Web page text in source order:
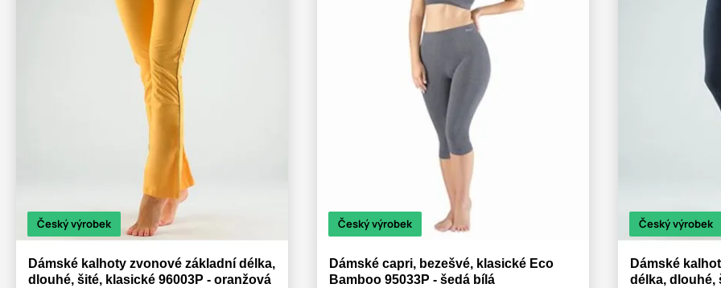
Český výrobek
Dámské kalhoty zvonové základní délka,
dlouhé, šité, klasické 96003P - oranžová
Český výrobek
Dámské capri, bezešvé, klasické Eco
Bamboo 95033P - šedá bílá
Český výrobek
Dámské
délka, dlouhé,